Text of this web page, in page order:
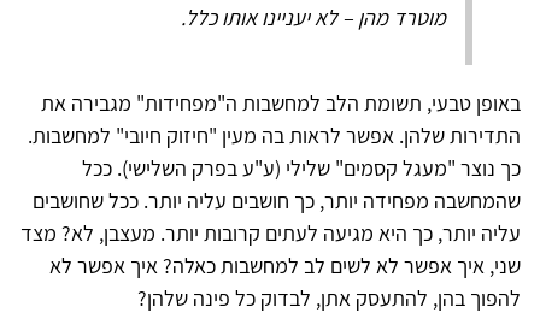
מוטרד מהן – לא יעניינו אותו כלל.
באופן טבעי, תשומת הלב למחשבות ה"מפחידות" מגבירה את
התדירות שלהן. אפשר לראות בה מעין "חיזוק חיובי" למחשבות.
כך נוצר "מעגל קסמים" שלילי (ע"ע בפרק השלישי). ככל
שהמחשבה מפחידה יותר, כך חושבים עליה יותר. ככל שחושבים
עליה יותר, כך היא מגיעה לעתים קרובות יותר. מעצבן, לא? מצד
שני, איך אפשר לא לשים לב למחשבות כאלה? איך אפשר לא
להפוך בהן, להתעסק אתן, לבדוק כל פינה שלהן?